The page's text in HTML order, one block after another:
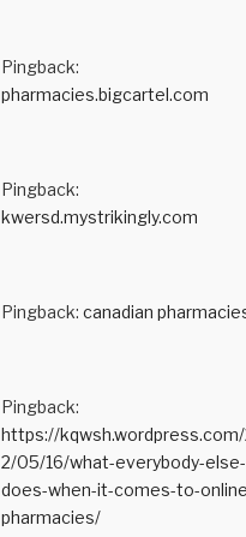
Pingback:
pharmacies.bigcartel.com
Pingback:
kwersd.mystrikingly.com
Pingback: canadian
Pingback:
https://
2/05/16/what-everybody-else-
does-when-it-comes-to-
pharmacies/